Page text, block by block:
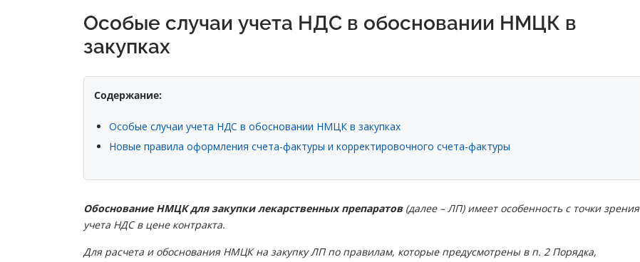
Особые случаи учета НДС в обосновании НМЦК в
закупках
Содержание:
Особые случаи учета НДС в обосновании НМЦК в закупках
Новые правила оформления счета-фактуры и корректировочного счета-фактуры
Обоснование НМЦК для закупки лекарственных препаратов (далее – ЛП) имеет особенность с точки зрения
учета НДС в цене контракта.
Для расчета и обоснования НМЦК на закупку ЛП по правилам, которые предусмотрены в п. 2 Порядка,